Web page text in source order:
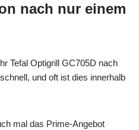
nach nur einem
Tefal Optigrill GC705D nach
und oft ist dies innerhalb
mal das Prime-Angebot